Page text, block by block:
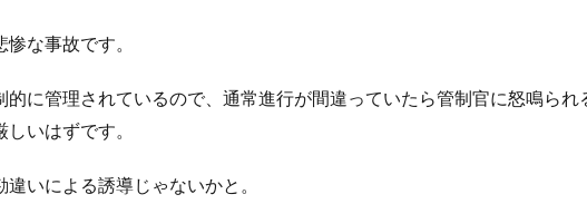
な事故です。
に管理されているので、通常進行が間違っていたら管制官に怒鳴られ
いはずです。
いによる誘導じゃないかと。